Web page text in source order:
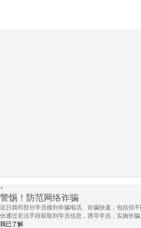
×
警惕！防范网络诈骗
近日我司部分学员接到诈骗电话、诈骗快递，包括但
伙通过非法手段获取到学员信息，诱导学员，实施诈
我已了解